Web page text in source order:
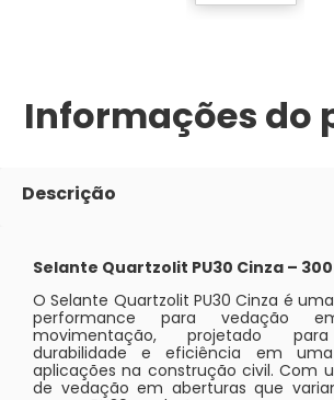
Informações do
Descrição
Selante Quartzolit PU30 Cinza –
O Selante Quartzolit PU30 Cinza é
performance para vedação
movimentação, projetado
durabilidade e eficiência em
aplicações na construção civil. Com
de vedação em aberturas que